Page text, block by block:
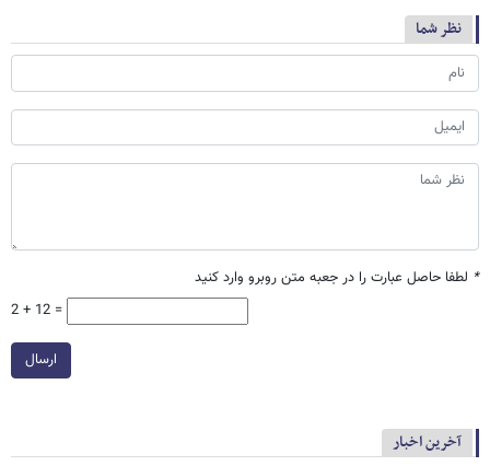
نظر شما
* لطفا حاصل عبارت را در جعبه متن روبرو وارد کنید
2 + 12 =
ارسال
آخرین اخبار